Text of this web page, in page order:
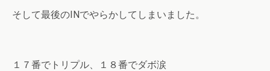
そして最後のINでやらかしてしまいました。
１７番でトリプル、１８番でダボ涙